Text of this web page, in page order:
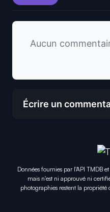
Aucun
Écrire un
Données fournies par l'API TMDB
mais n'est ni approuvé ni
photographies restent la propriété